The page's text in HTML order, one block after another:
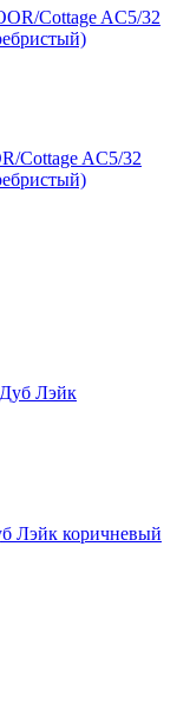
Cottage AC5/32
Лэйк коричневый